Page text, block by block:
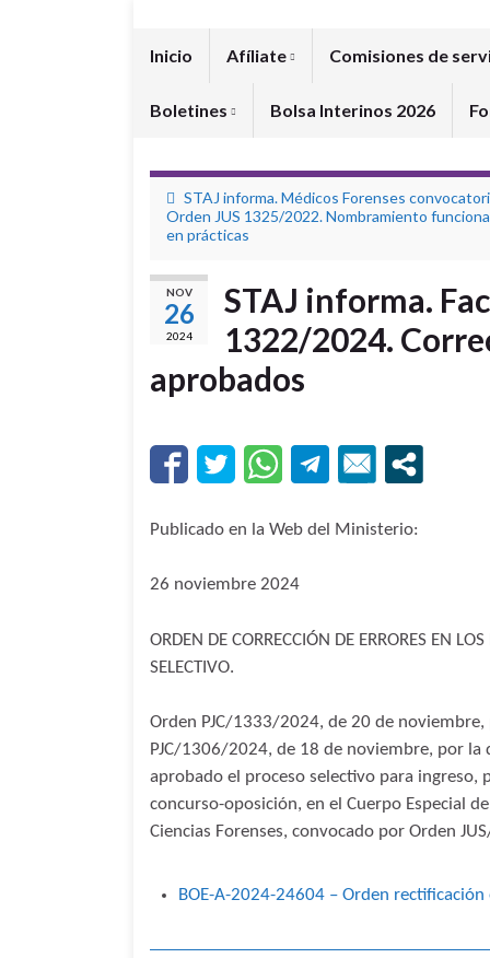
Inicio Afíliate Comisiones de
Boletines Bolsa Interinos 2026
STAJ informa. Médicos Forenses
Orden JUS 1325/2022. Nombramiento
en prácticas
NOV
26
2024
STAJ informa.
1322/2024.
aprobados
Publicado en la Web del Ministerio:
26 noviembre 2024
ORDEN DE CORRECCIÓN DE ERRORES EN
SELECTIVO.
​Orden PJC/1333/2024, de 20 de
PJC/1306/2024, de 18 de noviembre, por la
aprobado el proceso selectivo para ingreso,
concurso-oposición, en el Cuerpo Especial
Ciencias Forenses, convocado por Orden
BOE-A-2024-24604 – Orden